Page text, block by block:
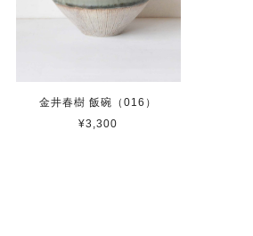
金井春樹 飯碗（016）
¥3,300